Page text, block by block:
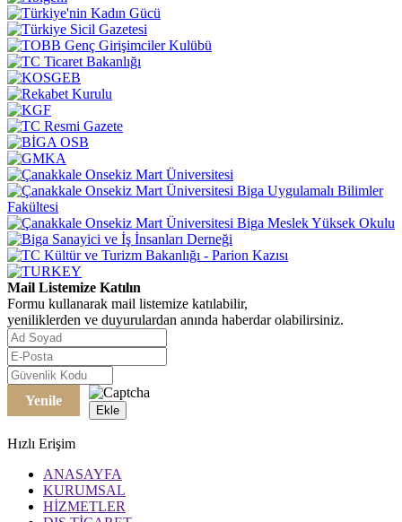
Mail Listemize Katılın
Formu kullanarak mail listemize katılabilir,
yeniliklerden ve duyurulardan anında haberdar olabilirsiniz.
Yenile
Ekle
Hızlı Erişim
ANASAYFA
KURUMSAL
HİZMETLER